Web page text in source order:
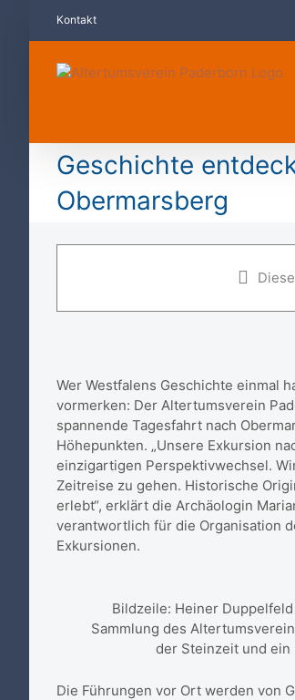
Kontakt
Geschichte
Obermarsberg
31. Januar 2026
Wer Westfalens Geschichte einmal
vormerken: Der Altertumsverein
spannende Tagesfahrt nach
Höhepunkten. „Unsere Exkursion
einzigartigen Perspektivwechsel.
Zeitreise zu gehen. Historische
erlebt“, erklärt die Archäologin
verantwortlich für die Organisation
Exkursionen.
Bildzeile: Heiner
Sammlung des
der Steinzeit und
Die Führungen vor Ort werden von